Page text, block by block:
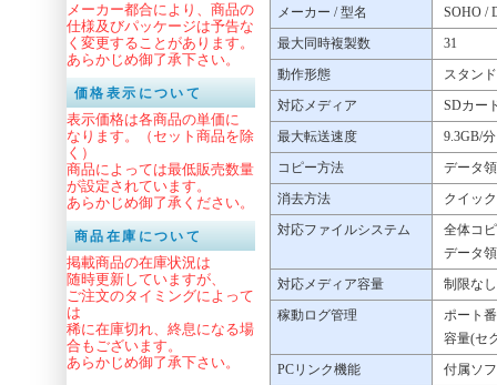
メーカー都合により、商品の
仕様及びパッケージは予告な
く変更することがあります。
あらかじめ御了承下さい。
価格表示について
表示価格は各商品の単価に
なります。（セット商品を除
く）
商品によっては最低販売数量
が設定されています。
あらかじめ御了承ください。
商品在庫について
掲載商品の在庫状況は
随時更新していますが、
ご注文のタイミングによって
は
稀に在庫切れ、終息になる場
合もございます。
あらかじめ御了承下さい。
メーカー / 型名
SOHO /
最大同時複製数
31
動作形態
スタン
対応メディア
SDカー
最大転送速度
9.3GB/
コピー方法
データ
消去方法
クイッ
対応ファイルシステム
全体コ
データ
対応メディア容量
制限なし
稼動ログ管理
ポート
容量(セ
PCリンク機能
付属ソ